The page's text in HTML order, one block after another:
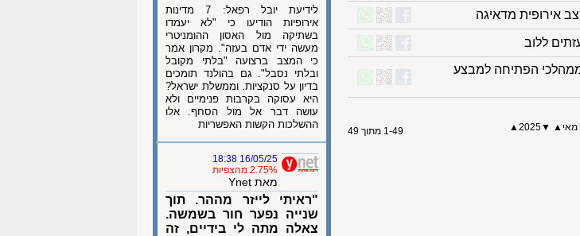
אירופית מדאיגה
ללוב
הפתיחה למבצע
מאי ▲
▼
2025
▲ 1-49 מתוך 49
לידיעת יובל רפאל: 7 מדינות
אירופיות הודיעו כי "לא יעמדו
בשתיקה מול האסון ההומניטרי
מעשה ידי אדם בעזה". מקרון אמר
כי המצב ברצועה "בלתי מקובל
ובלתי נסבל". גם בהולנד תומכים
בדיון על סנקציות. וממשלת ישראל?
היא עסוקה בקרבות פנימיים ולא
עושה דבר אל מול הסחף. אלו
ההשלכות הקשות האפשריות
16/05/25 18:38
2.75% מהצפיות
מאת Ynet
"ראיתי לייזר מההר. תוך
שנייה נפער חור בשמשה.
צאלה מתה לי בידיים, זה